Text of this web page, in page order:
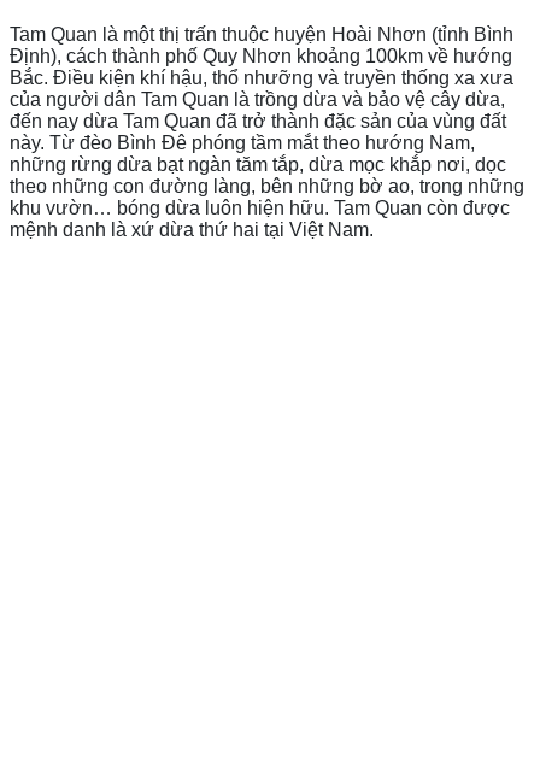
Tam Quan là một thị trấn thuộc huyện Hoài Nhơn (tỉnh Bình
Định), cách thành phố Quy Nhơn khoảng 100km về hướng
Bắc. Điều kiện khí hậu, thổ nhưỡng và truyền thống xa xưa
của người dân Tam Quan là trồng dừa và bảo vệ cây dừa,
đến nay dừa Tam Quan đã trở thành đặc sản của vùng đất
này. Từ đèo Bình Đê phóng tầm mắt theo hướng Nam,
những rừng dừa bạt ngàn tăm tắp, dừa mọc khắp nơi, dọc
theo những con đường làng, bên những bờ ao, trong những
khu vườn… bóng dừa luôn hiện hữu. Tam Quan còn được
mệnh danh là xứ dừa thứ hai tại Việt Nam.